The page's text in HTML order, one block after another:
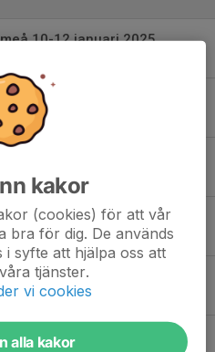
10-12 januari 2025
15 december 2024
oktober 2024
2024
kakor
(cookies) för att vår
bra för dig. De används
syfte att hjälpa oss att
tjänster.
vi cookies
alla kakor